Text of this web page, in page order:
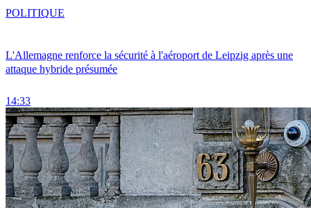
L'Allemagne renforce la sécurité à l'aéroport de Leipzig après une
attaque hybride présumée
14:33
POLITIQUE